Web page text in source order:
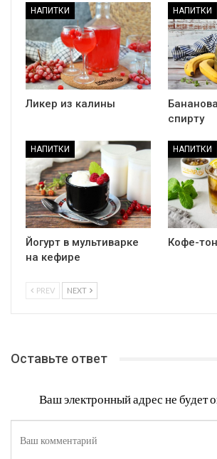
НАПИТКИ
Ликер из калины
НАПИТКИ
спирту
НАПИТКИ
Йогурт в мультиварке
на кефире
НАПИТКИ
Кофе-
PREV NEXT
Оставьте ответ
Ваш электронный адрес не будет